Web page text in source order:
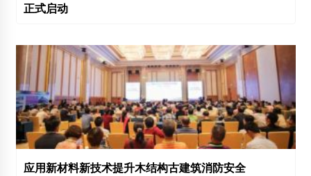
正式启动
应用新材料新技术提升木结构古建筑消防安全